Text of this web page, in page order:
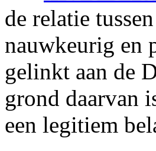
de relatie
nauwkeurig en
gelinkt aan de
grond daarvan
een legitiem